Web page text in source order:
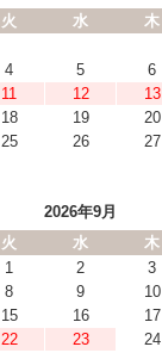
火 水 木
4 5 6
11 12 13
18 19 20
25 26 27
2026年9月
火 水 木
1
2 3
8 9 10
15 16 17
22 23 24